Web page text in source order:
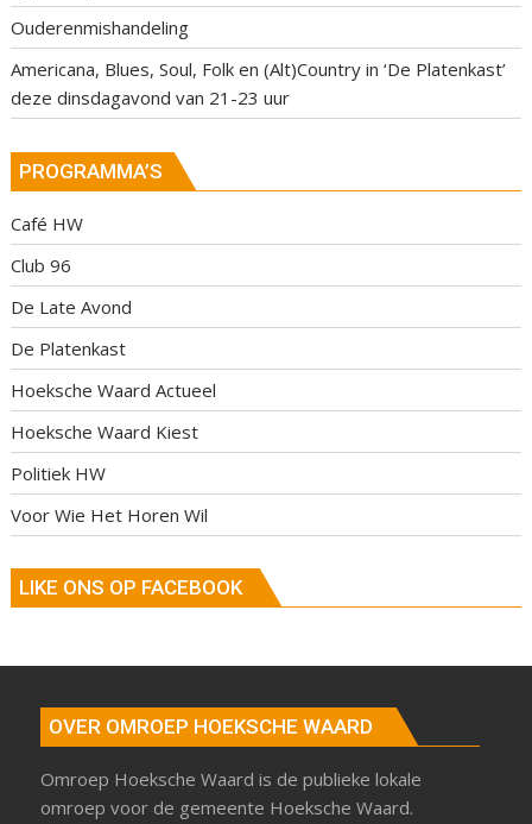
Ouderenmishandeling
Americana, Blues, Soul, Folk en (Alt)Country in ‘De Platenkast’
deze dinsdagavond van 21-23 uur
PROGRAMMA’S
Café HW
Club 96
De Late Avond
De Platenkast
Hoeksche Waard Actueel
Hoeksche Waard Kiest
Politiek HW
Voor Wie Het Horen Wil
LIKE ONS OP FACEBOOK
OVER OMROEP HOEKSCHE WAARD
Omroep Hoeksche Waard is de publieke lokale
omroep voor de gemeente Hoeksche Waard.